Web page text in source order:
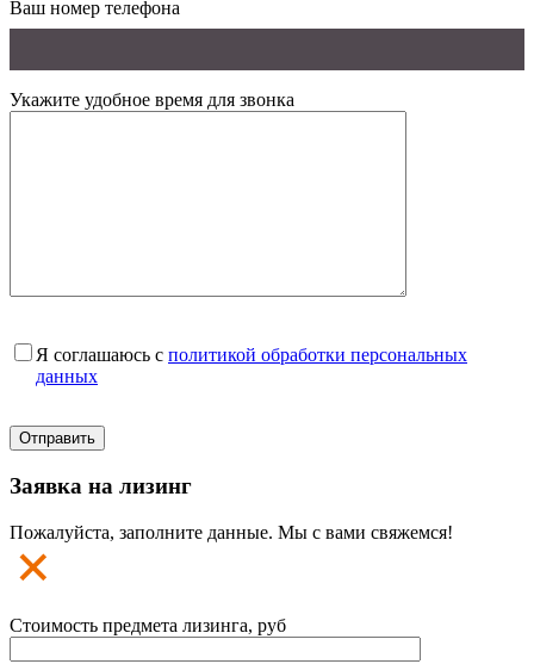
Ваш номер телефона
Укажите удобное время для звонка
Я соглашаюсь с политикой обработки персональных
данных
Заявка на лизинг
Пожалуйста, заполните данные. Мы с вами свяжемся!
Стоимость предмета лизинга, руб